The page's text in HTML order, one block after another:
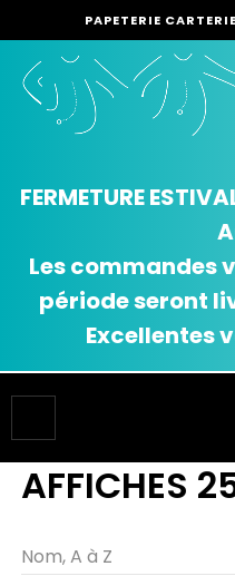
PAPETERIE
FERMETURE
Les commandes
période seront
Excellentes
la
navigation
AFFICHES
Nom, A à Z